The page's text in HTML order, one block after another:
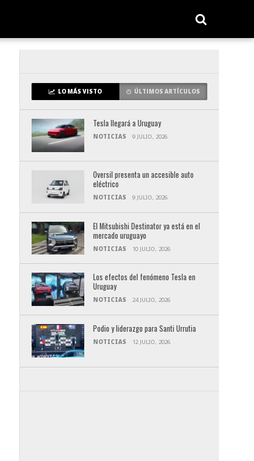
LO MÁS VISTO ÚLTIMOS ARTÍCULOS
Tesla llegará a Uruguay
NOTICIAS 9 JULIO, 2026
Oversil presenta un accesible auto
eléctrico
NOTICIAS 9 JULIO, 2026
El Mitsubishi Destinator ya está en el
mercado uruguayo
NOTICIAS 10 JULIO, 2026
Los efectos del fenómeno Tesla en
Uruguay
NOTICIAS 24 JULIO, 2026
Podio y liderazgo para Santi Urrutia
NOTICIAS 12 JULIO, 2026